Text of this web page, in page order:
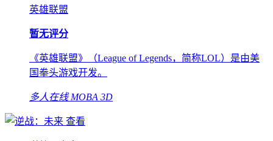
英雄联盟
暂无评分
《英雄联盟》（League of Legends，简称LOL）是由美
国拳头游戏开发。
多人在线 MOBA 3D
查看